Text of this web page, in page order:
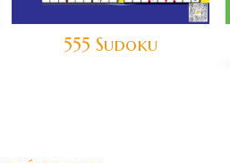
555 Sudoku